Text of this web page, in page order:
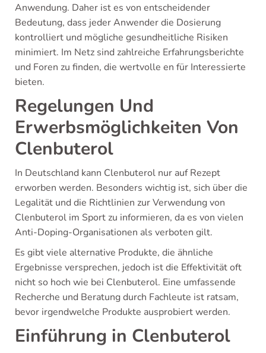
Anwendung. Daher ist es von entscheidender
Bedeutung, dass jeder Anwender die Dosierung
kontrolliert und mögliche gesundheitliche Risiken
minimiert. Im Netz sind zahlreiche Erfahrungsberichte
und Foren zu finden, die wertvolle en für Interessierte
bieten.
Regelungen Und
Erwerbsmöglichkeiten Von
Clenbuterol
In Deutschland kann Clenbuterol nur auf Rezept
erworben werden. Besonders wichtig ist, sich über die
Legalität und die Richtlinien zur Verwendung von
Clenbuterol im Sport zu informieren, da es von vielen
Anti-Doping-Organisationen als verboten gilt.
Es gibt viele alternative Produkte, die ähnliche
Ergebnisse versprechen, jedoch ist die Effektivität oft
nicht so hoch wie bei Clenbuterol. Eine umfassende
Recherche und Beratung durch Fachleute ist ratsam,
bevor irgendwelche Produkte ausprobiert werden.
Einführung in Clenbuterol